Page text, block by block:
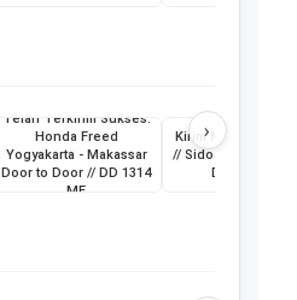
Telah Terkirim Sukses:
Honda Freed
Yogyakarta - Makassar
Door to Door // DD 1314
ME
Kirim Mobil Honda
// Sidoarjo -
DH 1024 KB
›